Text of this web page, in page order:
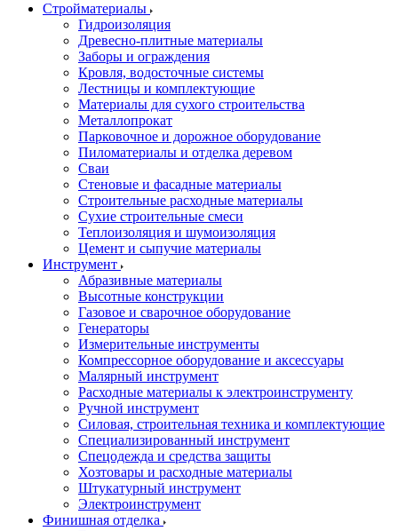
Стройматериалы
Гидроизоляция
Древесно-плитные материалы
Заборы и ограждения
Кровля, водосточные системы
Лестницы и комплектующие
Материалы для сухого строительства
Металлопрокат
Парковочное и дорожное оборудование
Пиломатериалы и отделка деревом
Сваи
Стеновые и фасадные материалы
Строительные расходные материалы
Сухие строительные смеси
Теплоизоляция и шумоизоляция
Цемент и сыпучие материалы
Инструмент
Абразивные материалы
Высотные конструкции
Газовое и сварочное оборудование
Генераторы
Измерительные инструменты
Компрессорное оборудование и аксессуары
Малярный инструмент
Расходные материалы к электроинструменту
Ручной инструмент
Силовая, строительная техника и комплектующие
Специализированный инструмент
Спецодежда и средства защиты
Хозтовары и расходные материалы
Штукатурный инструмент
Электроинструмент
Финишная отделка